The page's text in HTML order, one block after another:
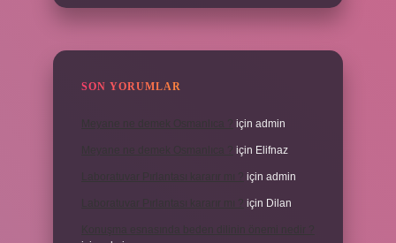
SON YORUMLAR
için admin
için Elifnaz
için admin
için Dilan